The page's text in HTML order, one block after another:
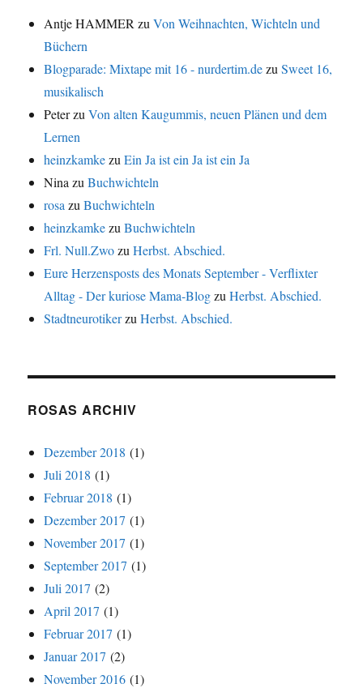
Antje HAMMER zuVon Weihnachten, Wichteln und
Büchern
Blogparade: Mixtape mit 16 - nurdertim.dezuSweet 16,
musikalisch
PeterzuVon alten Kaugummis, neuen Plänen und dem
Lernen
heinzkamkezuEin Ja ist ein Ja ist ein Ja
Nina zuBuchwichteln
rosa zuBuchwichteln
heinzkamkezuBuchwichteln
Frl. Null.ZwozuHerbst. Abschied.
Eure Herzensposts des Monats September - Verflixter
Alltag - Der kuriose Mama-BlogzuHerbst. Abschied.
StadtneurotikerzuHerbst. Abschied.
ROSAS ARCHIV
Dezember 2018 (1)
Juli 2018 (1)
Februar 2018 (1)
Dezember 2017 (1)
November 2017 (1)
September 2017 (1)
Juli 2017 (2)
April 2017 (1)
Februar 2017 (1)
Januar 2017 (2)
November 2016 (1)